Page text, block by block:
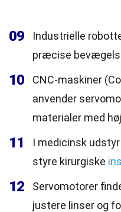
09
Industrielle
præcise
10
CNC-maskiner
anvender
materialer med
11
I medicinsk
styre kirurgiske
12
Servomotorer
justere linser og